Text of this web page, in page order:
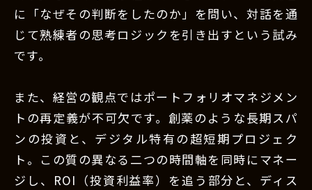
に「なぜその判断をしたのか」を問い、対話を通
じて熟練者の思考ロジックを引き出すという試み
です。
また、経営の観点ではポートフォリオマネジメン
トの再定義が不可欠です。創薬のような長期スパ
ンの投資と、デジタル特有の超短期プロジェク
ト。この質の異なる二つの時間軸を同時にマネー
ジし、ROI（投資利益率）を追う部分と、ディス